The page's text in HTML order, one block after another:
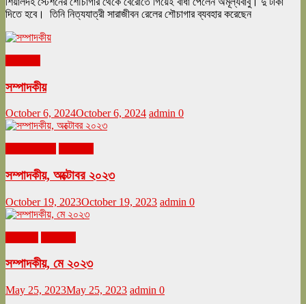
দিতে হবে। তিনি নিত্যযাত্রী সারাজীবন রেলের শৌচাগার ব্যবহার করেছেন
সম্পাদকীয়
October 6, 2024October 6, 2024 admin 0
সম্পাদকীয়, অক্টোবর ২০২৩
October 19, 2023October 19, 2023 admin 0
সম্পাদকীয়, মে ২০২৩
May 25, 2023May 25, 2023 admin 0